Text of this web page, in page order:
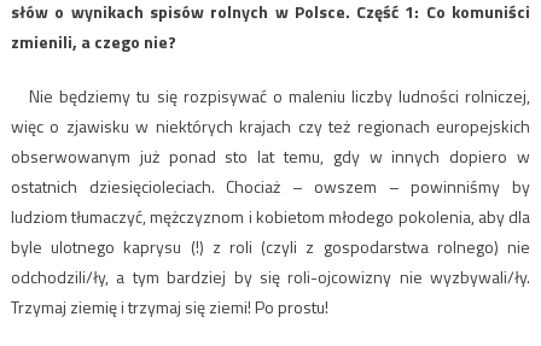
słów o wynikach spisów rolnych w Polsce. Część 1: Co komuniści
zmienili, a czego nie?
Nie będziemy tu się rozpisywać o maleniu liczby ludności rolniczej,
więc o zjawisku w niektórych krajach czy też regionach europejskich
obserwowanym już ponad sto lat temu, gdy w innych dopiero w
ostatnich dziesięcioleciach. Chociaż – owszem – powinniśmy by
ludziom tłumaczyć, mężczyznom i kobietom młodego pokolenia, aby dla
byle ulotnego kaprysu (!) z roli (czyli z gospodarstwa rolnego) nie
odchodzili/ły, a tym bardziej by się roli-ojcowizny nie wyzbywali/ły.
Trzymaj ziemię i trzymaj się ziemi! Po prostu!